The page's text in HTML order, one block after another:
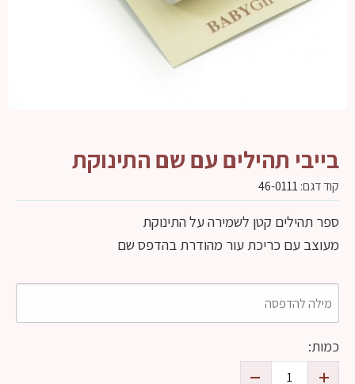
בייבי תהילים עם שם התינוקת
קוד דגם:46-0111
ספר תהילים קטן לשמירה על התינוקת
מעוצב עם כריכת עור מהודרת בהדפס שם
כמות: